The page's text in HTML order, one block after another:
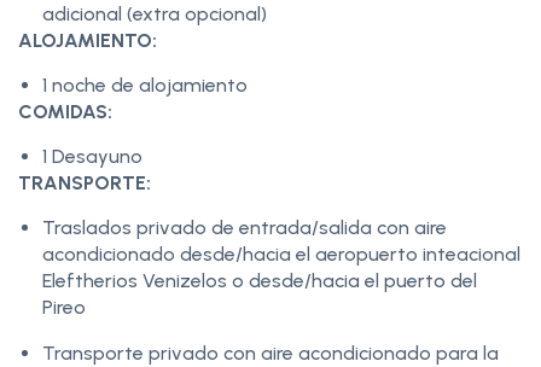
adicional (extra opcional)
ALOJAMIENTO:
1 noche de alojamiento
COMIDAS:
1 Desayuno
TRANSPORTE:
Traslados privado de entrada/salida con aire
acondicionado desde/hacia el aeropuerto inteacional
Eleftherios Venizelos o desde/hacia el puerto del
Pireo
Transporte privado con aire acondicionado para la